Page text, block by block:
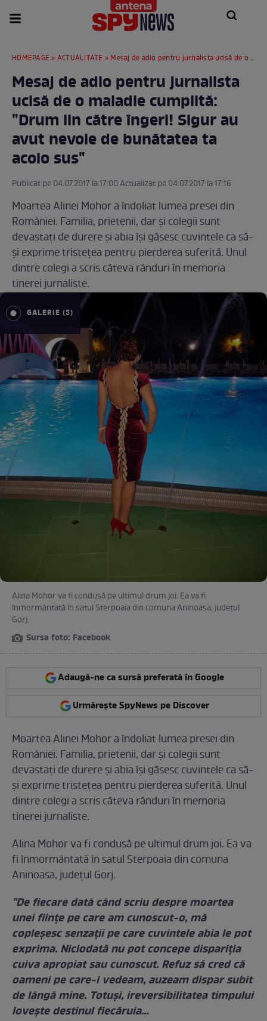
HOMEPAGE » ACTUALITATE » Mesaj de adio pentru jurnalista ucisă de o maladie cumplită: "Drum lin către îngeri! Sigur au avut nevoie de bunătatea ta acolo sus"
Mesaj de adio pentru jurnalista
ucisă de o maladie cumplită:
"Drum lin către îngeri! Sigur au
avut nevoie de bunătatea ta
acolo sus"
Publicat pe 04.07.2017 la 17:00 Actualizat pe 04.07.2017 la 17:16
Moartea Alinei Mohor a îndoliat lumea presei din
României. Familia, prietenii, dar şi colegii sunt
devastaţi de durere şi abia îşi găsesc cuvintele ca să-
şi exprime tristeţea pentru pierderea suferită. Unul
dintre colegi a scris câteva rânduri în memoria
tinerei jurnaliste.
GALERIE (5)
Alina Mohor va fi condusă pe ultimul drum joi. Ea va fi
înmormântată în satul Sterpoaia din comuna Aninoasa, judeţul
Gorj.
Sursa foto: Facebook
Adaugă-ne ca sursă preferată în Google
Urmărește SpyNews pe Discover
Moartea Alinei Mohor a îndoliat lumea presei din
României. Familia, prietenii, dar şi colegii sunt
devastaţi de durere şi abia îşi găsesc cuvintele ca să-
şi exprime tristeţea pentru pierderea suferită. Unul
dintre colegi a scris câteva rânduri în memoria
tinerei jurnaliste.
Alina Mohor va fi condusă pe ultimul drum joi. Ea va
fi înmormântată în satul Sterpoaia din comuna
Aninoasa, judeţul Gorj.
"De fiecare dată când scriu despre moartea
unei ființe pe care am cunoscut-o, mă
copleșesc senzații pe care cuvintele abia le pot
exprima. Niciodată nu pot concepe dispariția
cuiva apropiat sau cunoscut. Refuz să cred că
oameni pe care-i vedeam, auzeam dispar subit
de lângă mine. Totuși, ireversibilitatea timpului
lovește destinul fiecăruia…